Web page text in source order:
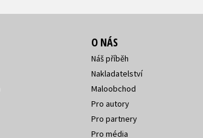
O NÁS
Náš příběh
Nakladatelství
Maloobchod
Pro autory
Pro partnery
Pro média